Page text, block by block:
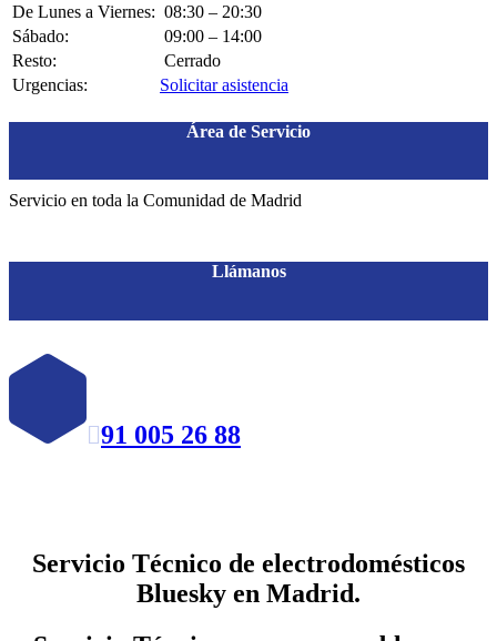
De Lunes a Viernes: 08:30 – 20:30
Sábado:
09:00 – 14:00
Resto:
Cerrado
Urgencias:
Solicitar asistencia
Área de Servicio
Servicio en toda la Comunidad de Madrid
Llámanos
91 005 26 88
Servicio Técnico de electrodomésticos
Bluesky en Madrid.